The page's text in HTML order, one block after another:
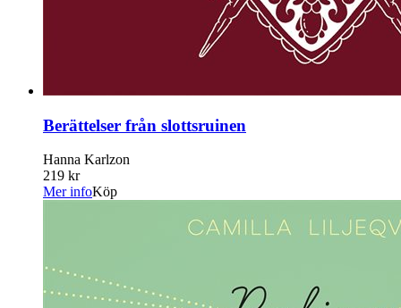
Berättelser från slottsruinen
Hanna Karlzon
219 kr
Mer infoKöp